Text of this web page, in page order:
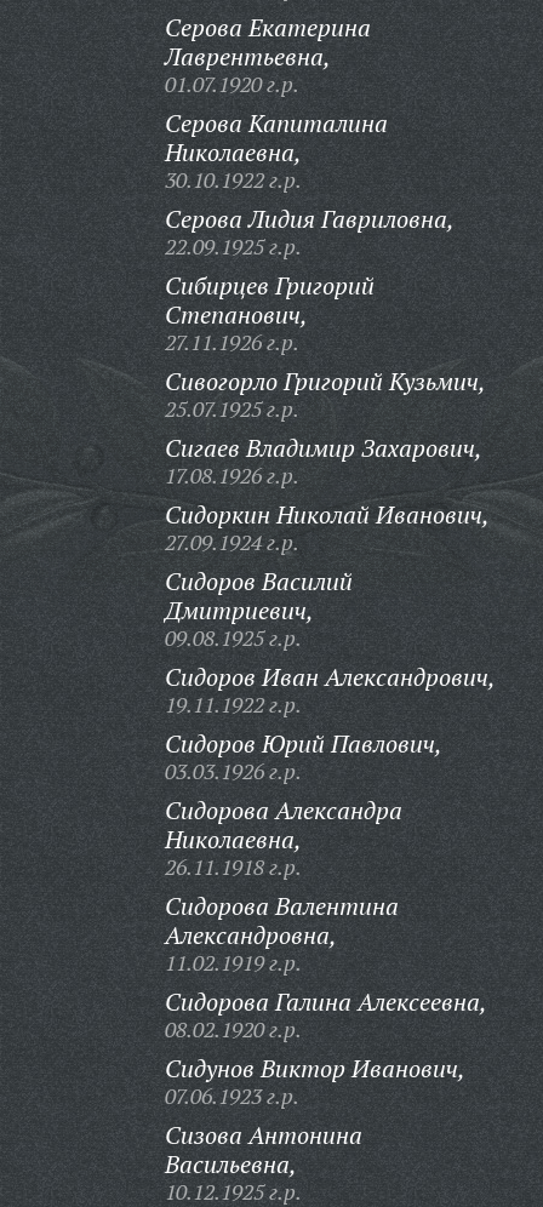
Серова Екатерина
Лаврентьевна,
01.07.1920 г.р.
Серова Капиталина
Николаевна,
30.10.1922 г.р.
Серова Лидия Гавриловна,
22.09.1925 г.р.
Сибирцев Григорий
Степанович,
27.11.1926 г.р.
Сивогорло Григорий Кузьмич,
25.07.1925 г.р.
Сигаев Владимир Захарович,
17.08.1926 г.р.
Сидоркин Николай Иванович,
27.09.1924 г.р.
Сидоров Василий
Дмитриевич,
09.08.1925 г.р.
Сидоров Иван Александрович,
19.11.1922 г.р.
Сидоров Юрий Павлович,
03.03.1926 г.р.
Сидорова Александра
Николаевна,
26.11.1918 г.р.
Сидорова Валентина
Александровна,
11.02.1919 г.р.
Сидорова Галина Алексеевна,
08.02.1920 г.р.
Сидунов Виктор Иванович,
07.06.1923 г.р.
Сизова Антонина
Васильевна,
10.12.1925 г.р.